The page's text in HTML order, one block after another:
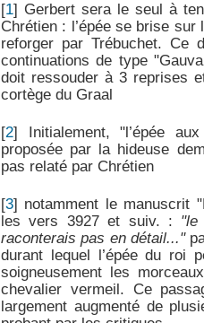
[1] Gerbert sera le seul à
Chrétien : l’épée se brise
reforger par Trébuchet. Ce
continuations de type
doit ressouder à 3 reprises
cortège du Graal
[2]
Initialement, "l’épée
proposée par la hideuse
pas relaté par Chrétien
[3] notamment le manuscrit
les vers 3927 et suiv. : "le
raconterais pas en détail..."
durant lequel l’épée du roi
soigneusement les
chevalier vermeil. Ce
largement augmenté de